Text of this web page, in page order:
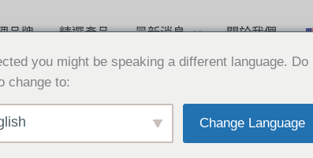
品牌 精選產品 最新消息 關於我們
you might be speaking a different language. Do
change to:
Change Language